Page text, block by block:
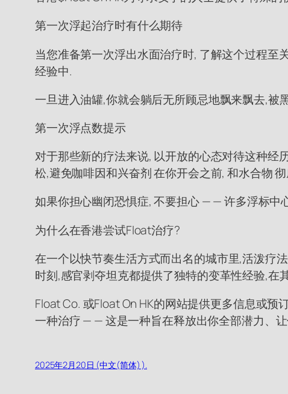
第一次浮起治疗时有什么期待
当您准备第一次浮出水面治疗时, 了解这个过程至
经验中.
一旦进入油罐,你就会躺后无所顾忌地飘来飘去,被
第一次浮点数提示
对于那些新的疗法来说, 以开放的心态对待这种经
松,避免咖啡因和兴奋剂 在你开会之前, 和水合物 彻
如果你担心幽闭恐惧症, 不要担心 — — 许多浮标中
为什么在香港尝试Float治疗?
在一个以快节奏生活方式而出名的城市里,活泼疗
时刻,感官剥夺坦克都提供了独特的变革性经验,在
Float Co. 或Float On HK的网站提供更多信息或
一种治疗 — — 这是一种旨在释放出你全部潜力、
2025年2月20日 (中文(简体) ).